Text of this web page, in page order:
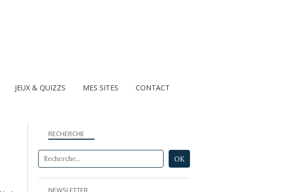
JEUX & QUIZZS MES SITES CONTACT
NEWSLETTER
RECHERCHE